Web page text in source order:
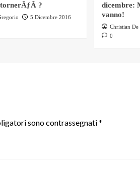
?
5 Dicembre 2016
dicembre:
vanno!
Christian De
0
sono contrassegnati*